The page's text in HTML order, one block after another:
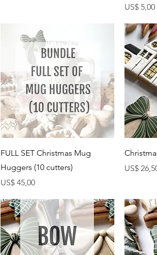
Preço
US$ 5,00
Visualização rápida
FULL SET Christmas Mug
Huggers (10 cutters)
Preço
US$ 45,00
Preço
US$